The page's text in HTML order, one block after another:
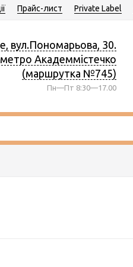
Прайс-лист Private Label
вул.Пономарьова, 30.
метро Академмістечко
(маршрутка №745)
Пн—Пт 8:30—17.00